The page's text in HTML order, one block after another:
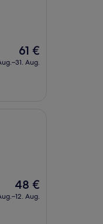
Der
Preis
beträgt
61 €
Aug.
Der
Preis
beträgt
48 €
Aug.